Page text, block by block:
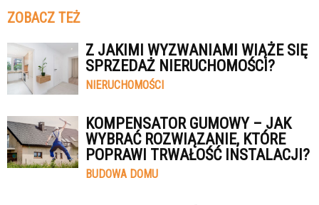
ZOBACZ TEŻ
Z JAKIMI WYZWANIAMI WIĄŻE SIĘ
SPRZEDAŻ NIERUCHOMOŚCI?
NIERUCHOMOŚCI
KOMPENSATOR GUMOWY – JAK
WYBRAĆ ROZWIĄZANIE, KTÓRE
POPRAWI TRWAŁOŚĆ INSTALACJI?
BUDOWA DOMU